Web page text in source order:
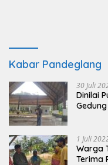
Kabar Pandeglang
30 Juli
Dinilai
1 Juli
Warga
Terima